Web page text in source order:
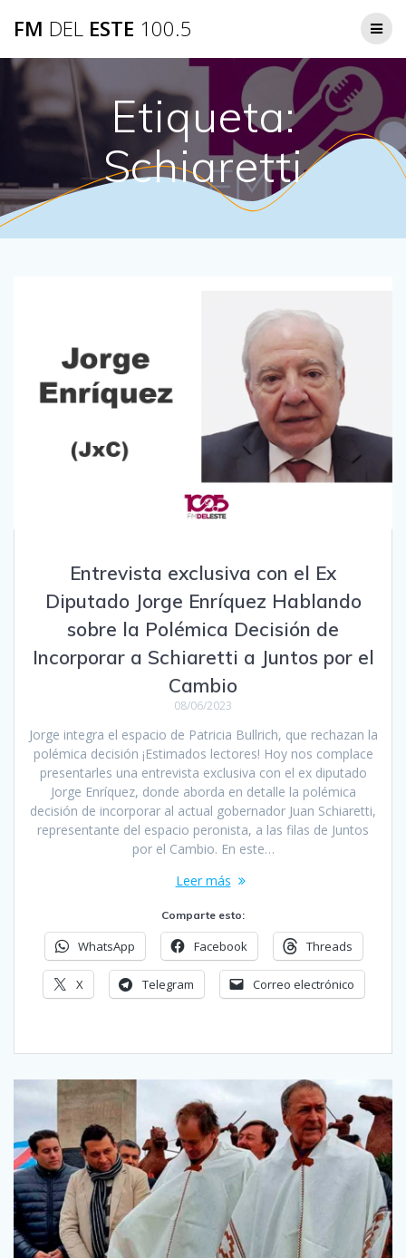
FM DEL ESTE 100.5
Etiqueta:
Schiaretti
Entrevista exclusiva con el Ex
Diputado Jorge Enríquez Hablando
sobre la Polémica Decisión de
Incorporar a Schiaretti a Juntos por el
Cambio
08/06/2023
Jorge integra el espacio de Patricia Bullrich, que rechazan la
polémica decisión ¡Estimados lectores! Hoy nos complace
presentarles una entrevista exclusiva con el ex diputado
Jorge Enríquez, donde aborda en detalle la polémica
decisión de incorporar al actual gobernador Juan Schiaretti,
representante del espacio peronista, a las filas de Juntos
por el Cambio. En este…
Leer más
Comparte esto:
WhatsApp Facebook Threads
X Telegram Correo electrónico